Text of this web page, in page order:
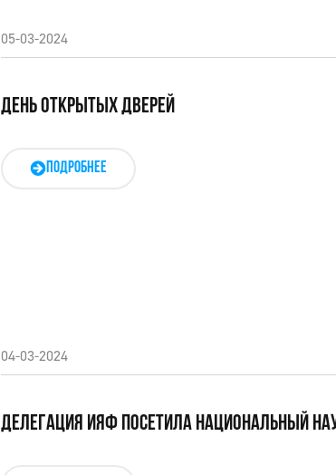
05-03-2024
ДЕНЬ ОТКРЫТЫХ ДВЕРЕЙ
ПОДРОБНЕЕ
04-03-2024
ДЕЛЕГАЦИЯ ИЯФ ПОСЕТИЛА НАЦИОНАЛЬНЫЙ